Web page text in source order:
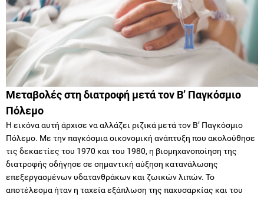
Μεταβολές στη διατροφή μετά τον Β’ Παγκόσμιο
Πόλεμο
Η εικόνα αυτή άρχισε να αλλάζει ριζικά μετά τον Β’ Παγκόσμιο
Πόλεμο. Με την παγκόσμια οικονομική ανάπτυξη που ακολούθησε
τις δεκαετίες του 1970 και του 1980, η βιομηχανοποίηση της
διατροφής οδήγησε σε σημαντική αύξηση κατανάλωσης
επεξεργασμένων υδατανθράκων και ζωικών λιπών. Το
αποτέλεσμα ήταν η ταχεία εξάπλωση της παχυσαρκίας και του